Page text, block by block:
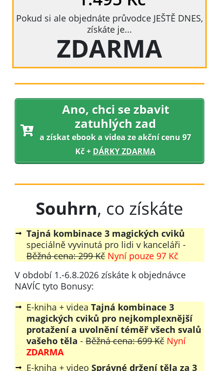
Pokud si ale objednáte průvodce JEŠTĚ DNES,
získáte je...
ZDARMA
Ano, chci sezbavit
zatuhlých zad
a získat ebook a videa ze akční cenu 97
Kč + DÁRKY ZDARMA
Souhrn, co získáte
Tajná kombinace 3 magických cviků
speciálně vyvinutá pro lidi v kanceláři -
Běžná cena: 299 Kč Nyní pouze 97 Kč
V období 1.-6.8.2026 získáte k objednávce
NAVÍC tyto Bonusy:
E-kniha + videaTajná kombinace 3
magických cviků pro nejkomplexnější
protažení a uvolnění téměř všech svalů
vašeho těla -Běžná cena: 699 Kč Nyní
ZDARMA
E-kniha + videoSprávné držení těla za 3